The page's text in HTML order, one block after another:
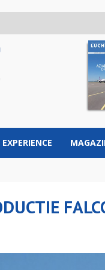
EXPERIENCE